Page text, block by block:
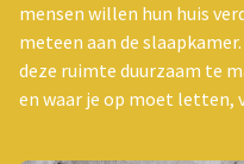
mensen willen hun huis
meteen aan de
deze ruimte duurzaam te
en waar je op moet letten,